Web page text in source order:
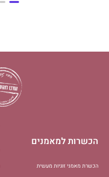
הכשרות למאמנים
הכשרת מאמני זוגיות מעשית